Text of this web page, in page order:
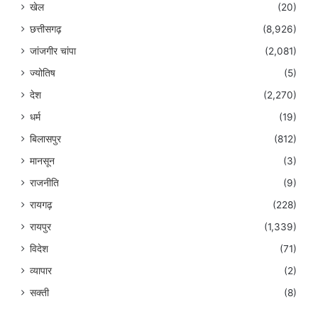
खेल
(20)
छत्तीसगढ़
(8,926)
जांजगीर चांपा
(2,081)
ज्योतिष
(5)
देश
(2,270)
धर्म
(19)
बिलासपुर
(812)
मानसून
(3)
राजनीति
(9)
रायगढ़
(228)
रायपुर
(1,339)
विदेश
(71)
व्यापार
(2)
सक्ती
(8)